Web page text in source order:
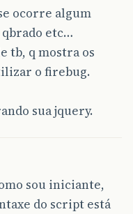
ocorre algum
etc…
tb, q mostra os
o firebug.
sua jquery.
sou iniciante,
do script está